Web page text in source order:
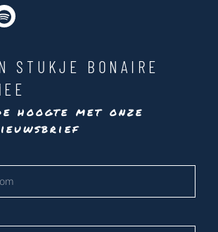
STUKJE BONAIRE
hoogte met onze